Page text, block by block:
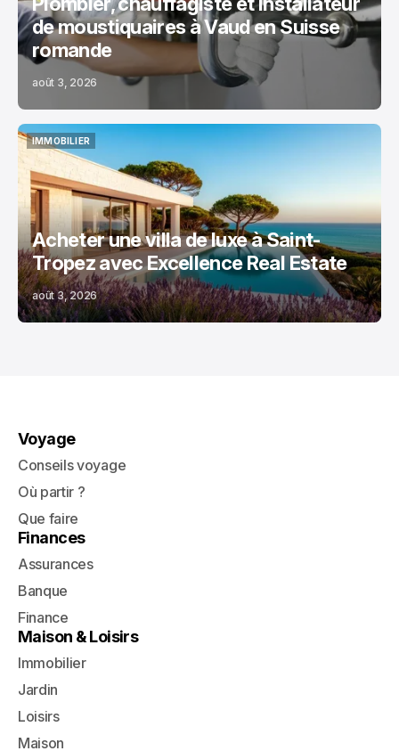
de moustiquaires à Vaud en Suisse
romande
août 3, 2026
IMMOBILIER
IMMOBILIER
Acheter une villa de luxe à Saint-
Tropez avec Excellence Real Estate
août 3, 2026
Voyage
Conseils voyage
Où partir ?
Que faire
Finances
Assurances
Banque
Finance
Maison & Loisirs
Immobilier
Jardin
Loisirs
Maison